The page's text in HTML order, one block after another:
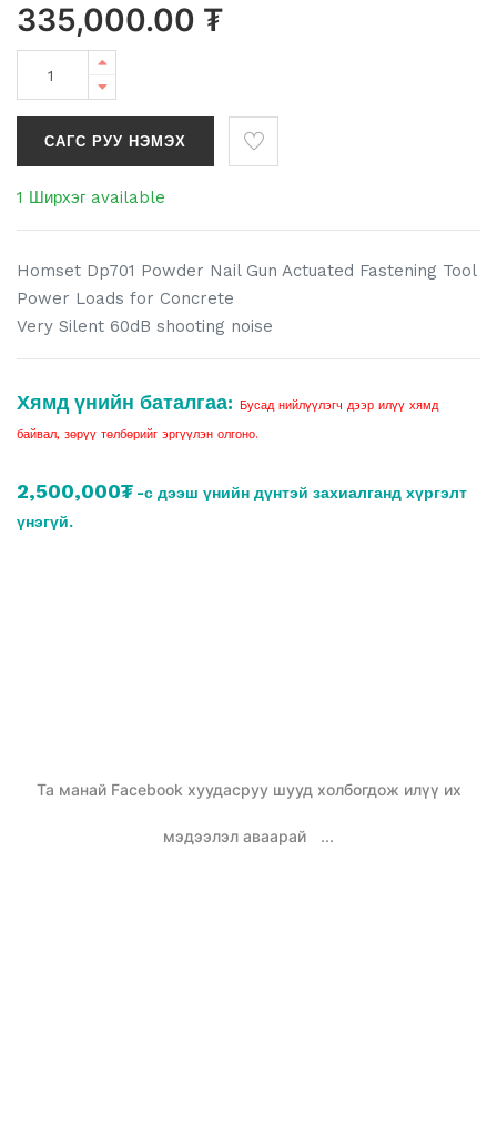
335,000.00 ₮
САГС РУУ НЭМЭХ
1 Ширхэг available
Homset Dp701 Powder Nail Gun Actuated Fastening Tool
Power Loads for Concrete
Very Silent 60dB shooting noise
Хямд үнийн баталгаа: Бусад нийлүүлэгч дээр илүү хямд
байвал, зөрүү төлбөрийг эргүүлэн олгоно.
2,500,000₮ -с дээш үнийн дүнтэй захиалганд хүргэлт
үнэгүй.
Та манай Facebook хуудасруу шууд холбогдож илүү их
мэдээлэл аваарай ...